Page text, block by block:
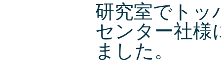
研究室でトッ
センター社様
ました。